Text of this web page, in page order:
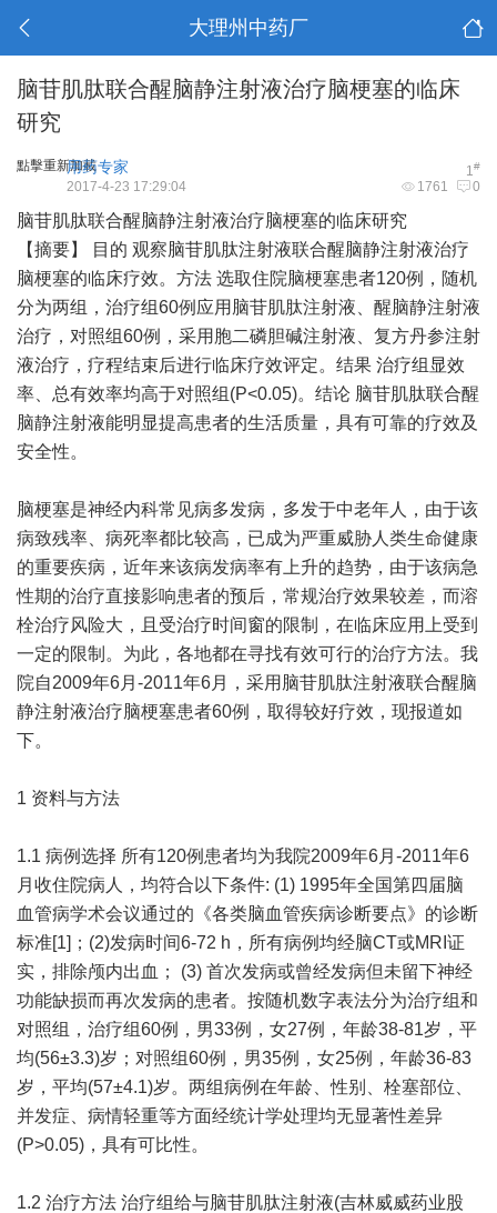
大理州中药厂
脑苷肌肽联合醒脑静注射液治疗脑梗塞的临床
研究
點擊重新加載 1#
用药专家
1761 0
2017-4-23 17:29:04
脑苷肌肽联合醒脑静注射液治疗脑梗塞的临床研究
【摘要】 目的 观察脑苷肌肽注射液联合醒脑静注射液治疗
脑梗塞的临床疗效。方法 选取住院脑梗塞患者120例，随机
分为两组，治疗组60例应用脑苷肌肽注射液、醒脑静注射液
治疗，对照组60例，采用胞二磷胆碱注射液、复方丹参注射
液治疗，疗程结束后进行临床疗效评定。结果 治疗组显效
率、总有效率均高于对照组(P<0.05)。结论 脑苷肌肽联合醒
脑静注射液能明显提高患者的生活质量，具有可靠的疗效及
安全性。
脑梗塞是神经内科常见病多发病，多发于中老年人，由于该
病致残率、病死率都比较高，已成为严重威胁人类生命健康
的重要疾病，近年来该病发病率有上升的趋势，由于该病急
性期的治疗直接影响患者的预后，常规治疗效果较差，而溶
栓治疗风险大，且受治疗时间窗的限制，在临床应用上受到
一定的限制。为此，各地都在寻找有效可行的治疗方法。我
院自2009年6月-2011年6月，采用脑苷肌肽注射液联合醒脑
静注射液治疗脑梗塞患者60例，取得较好疗效，现报道如
下。
1 资料与方法
1.1 病例选择 所有120例患者均为我院2009年6月-2011年6
月收住院病人，均符合以下条件: (1) 1995年全国第四届脑
血管病学术会议通过的《各类脑血管疾病诊断要点》的诊断
标准[1]；(2)发病时间6-72 h，所有病例均经脑CT或MRI证
实，排除颅内出血； (3) 首次发病或曾经发病但未留下神经
功能缺损而再次发病的患者。按随机数字表法分为治疗组和
对照组，治疗组60例，男33例，女27例，年龄38-81岁，平
均(56±3.3)岁；对照组60例，男35例，女25例，年龄36-83
岁，平均(57±4.1)岁。两组病例在年龄、性别、栓塞部位、
并发症、病情轻重等方面经统计学处理均无显著性差异
(P>0.05)，具有可比性。
1.2 治疗方法 治疗组给与脑苷肌肽注射液(吉林威威药业股